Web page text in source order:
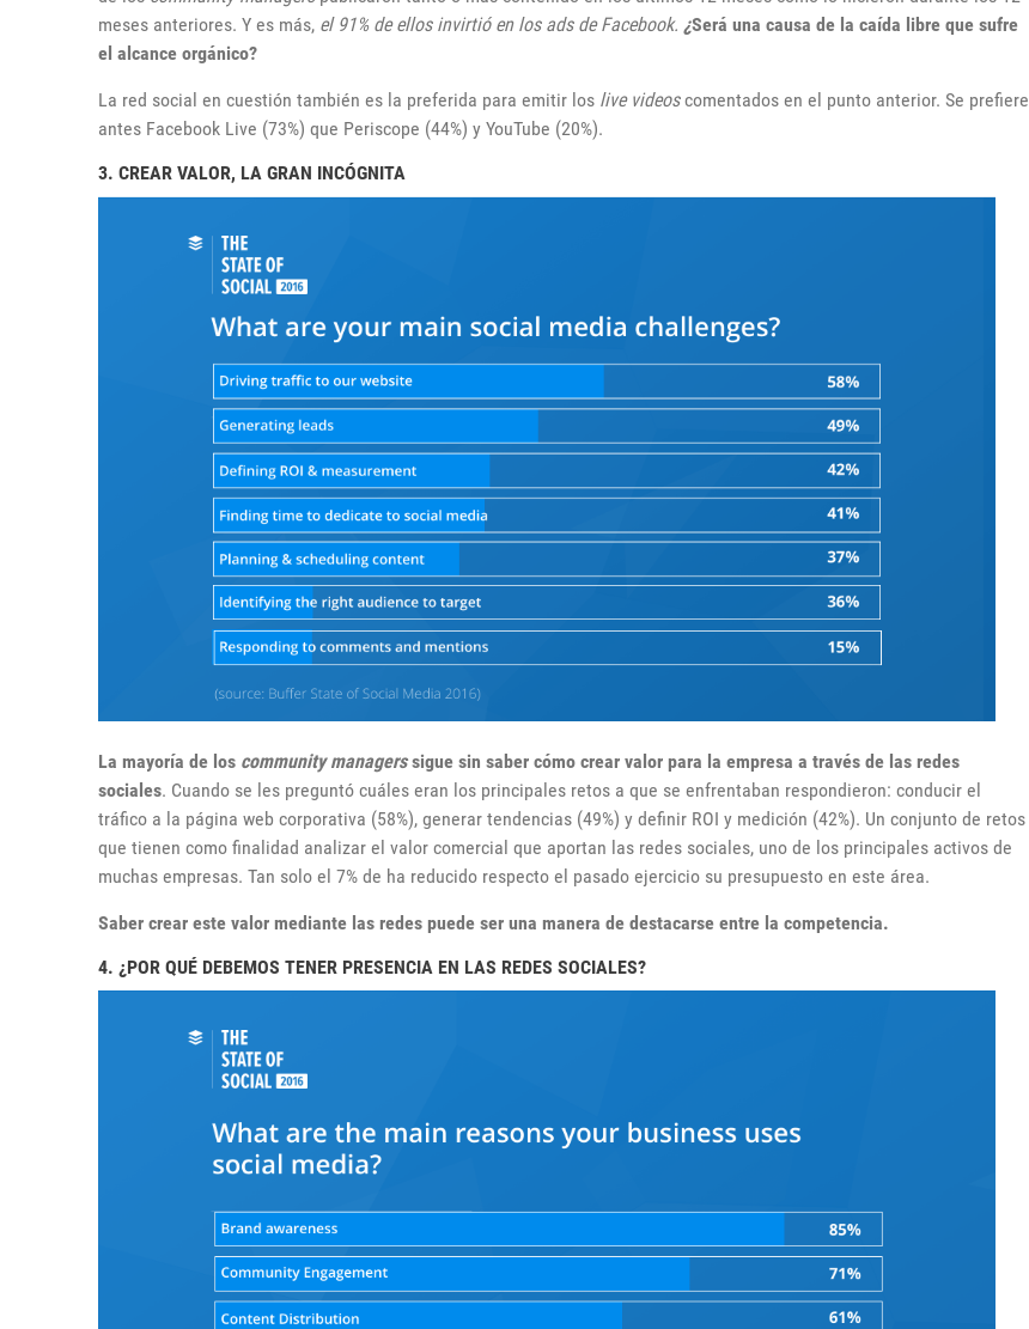
meses anteriores. Y es más, el 91% de ellos invirtió en los ads de Facebook. ¿Será una causa de la caída libre que sufre
el alcance orgánico?
La red social en cuestión también es la preferida para emitir los live videoscomentados en el punto anterior. Se prefiere
antes Facebook Live (73%) que Periscope (44%) y YouTube (20%).
3. CREAR VALOR, LA GRAN INCÓGNITA
La mayoría de los community managerssigue sin saber cómo crear valor para la empresa a través de las redes
sociales. Cuando se les preguntó cuáles eran los principales retos a que se enfrentaban respondieron: conducir el
tráfico a la página web corporativa (58%), generar tendencias (49%) y definir ROI y medición (42%). Un conjunto de retos
que tienen como finalidad analizar el valor comercial que aportan las redes sociales, uno de los principales activos de
muchas empresas. Tan solo el 7% de ha reducido respecto el pasado ejercicio su presupuesto en este área.
Saber crear este valor mediante las redes puede ser una manera de destacarse entre la competencia.
4. ¿POR QUÉ DEBEMOS TENER PRESENCIA EN LAS REDES SOCIALES?